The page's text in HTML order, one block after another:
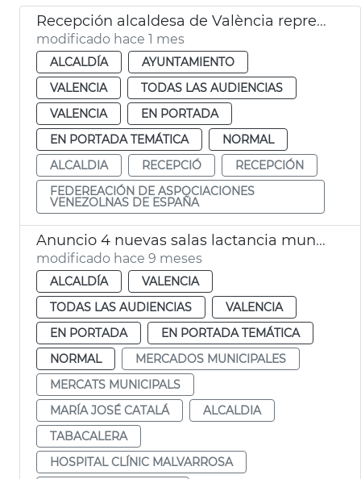
Recepción alcaldesa de València representantes Federación de Asociaciones Venezolanos de España
modificado hace 1 mes
ALCALDÍA
AYUNTAMIENTO
VALENCIA
TODAS LAS AUDIENCIAS
VALENCIA
EN PORTADA
EN PORTADA TEMÁTICA
NORMAL
ALCALDIA
RECEPCIÓ
RECEPCIÓN
FEDEREACIÓN DE ASPOCIACIONES
VENEZOLNAS DE ESPAÑA
Anuncio 4 nuevas salas lactancia municipales 2025-26
modificado hace 9 meses
ALCALDÍA
VALENCIA
TODAS LAS AUDIENCIAS
VALENCIA
EN PORTADA
EN PORTADA TEMÁTICA
NORMAL
MERCADOS MUNICIPALES
MERCATS MUNICIPALS
MARÍA JOSÉ CATALÁ
ALCALDIA
TABACALERA
HOSPITAL CLÍNIC MALVARROSA